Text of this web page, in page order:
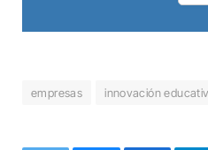
empresas innovación